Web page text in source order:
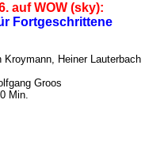
auf WOW (sky):
Fortgeschrittene
Kroymann, Heiner Lauterbach
Groos
Min.